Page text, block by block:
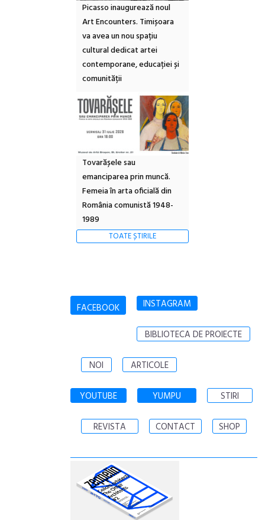
Picasso inaugurează noul
Art Encounters. Timișoara
va avea un nou spațiu
cultural dedicat artei
contemporane, educației și
comunității
Tovarășele sau
emanciparea prin muncă.
Femeia în arta oficială din
România comunistă 1948-
1989
TOATE ȘTIRILE
FACEBOOK INSTAGRAM
BIBLIOTECA DE PROIECTE
NOI ARTICOLE
YOUTUBE YUMPU STIRI
REVISTA CONTACT SHOP